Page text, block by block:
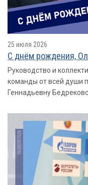
25 июля 2026
С днём рождения,
Руководство и
команды от всей души
Геннадьевну